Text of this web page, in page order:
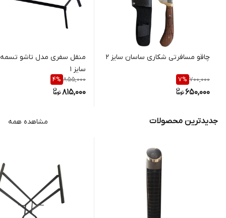
چاقو مسافرتی شکاری ساسان سایز 2
700,000
7%
650,000
منقل سفری مدل تاشو
سایز 1
855,000
4%
815,000
جدیدترین محصولات مشاهده همه